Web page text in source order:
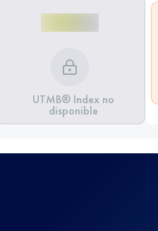
UTMB® Index no
disponible